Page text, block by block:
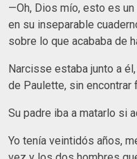
—Oh, Dios mío, esto es
en su inseparable
sobre lo que acababa de
Narcisse estaba junto a
de Paulette, sin encontrar
Su padre iba a matarlo si
Yo tenía veintidós años,